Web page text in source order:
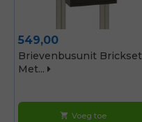
Prijs
549,00
Brievenbusunit Brickset
Met...
shopping_cart Voeg toe